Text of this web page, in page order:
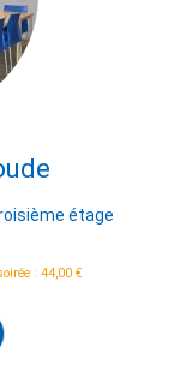
étage
: 44,00 €